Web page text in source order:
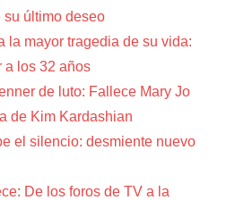
su último deseo
la mayor tragedia de su vida:
a los 32 años
de luto: Fallece Mary Jo
de Kim Kardashian
el silencio: desmiente nuevo
De los foros de TV a la